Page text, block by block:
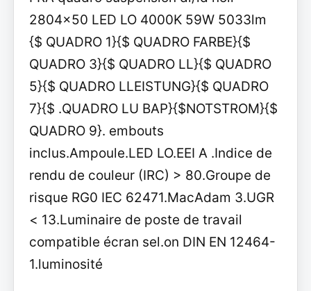
2804x50 LED LO 4000K 59W 5033lm
{$ QUADRO 1}{$ QUADRO FARBE}{$
QUADRO 3}{$ QUADRO LL}{$ QUADRO
5}{$ QUADRO LLEISTUNG}{$ QUADRO
7}{$ .QUADRO LU BAP}{$NOTSTROM}{$
QUADRO 9}. embouts
inclus.Ampoule.LED LO.EEI A .Indice de
rendu de couleur (IRC) > 80.Groupe de
risque RG0 IEC 62471.MacAdam 3.UGR
< 13.Luminaire de poste de travail
compatible écran sel.on DIN EN 12464-
1.luminosité